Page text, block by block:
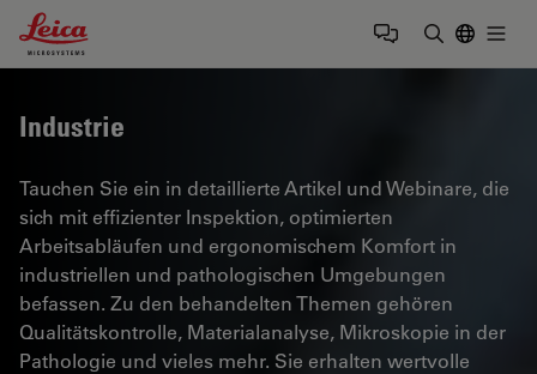
Leica Microsystems Logo
Industrie
Tauchen Sie ein in detaillierte Artikel und Webinare, die
sich mit effizienter Inspektion, optimierten
Arbeitsabläufen und ergonomischem Komfort in
industriellen und pathologischen Umgebungen
befassen. Zu den behandelten Themen gehören
Qualitätskontrolle, Materialanalyse, Mikroskopie in der
Pathologie und vieles mehr. Sie erhalten wertvolle